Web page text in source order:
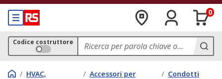
0
Codice costruttore
/ HVAC,
/ Accessori per
/ Condotti